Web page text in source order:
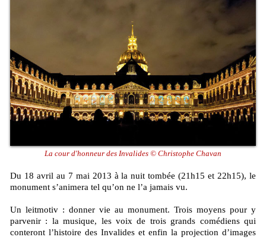
La cour d'honneur des Invalides © Christophe Chavan
Du 18 avril au 7 mai 2013 à la nuit tombée (21h15 et 22h15), le
monument s’animera tel qu’on ne l’a jamais vu.
Un leitmotiv : donner vie au monument. Trois moyens pour y
parvenir : la musique, les voix de trois grands comédiens qui
conteront l’histoire des Invalides et enfin la projection d’images